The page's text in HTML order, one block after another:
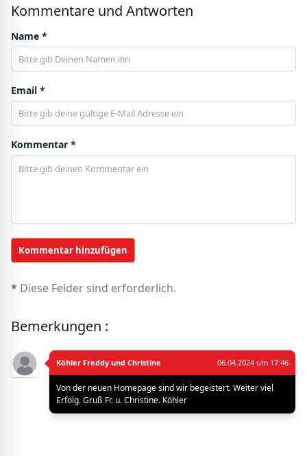
Kommentare und Antworten
Name *
Email *
Kommentar *
* Diese Felder sind erforderlich.
Bemerkungen :
Köhler Freddy und Christine 06.04.2024 um 17:46
Von der neuen Homepage sind wir begeistert. Weiter viel
Erfolg. Gruß Fr. u. Christine. Köhler